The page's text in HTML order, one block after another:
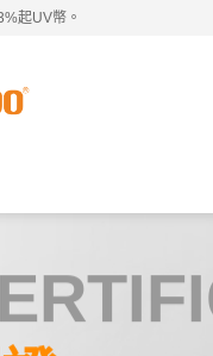
起UV幣。